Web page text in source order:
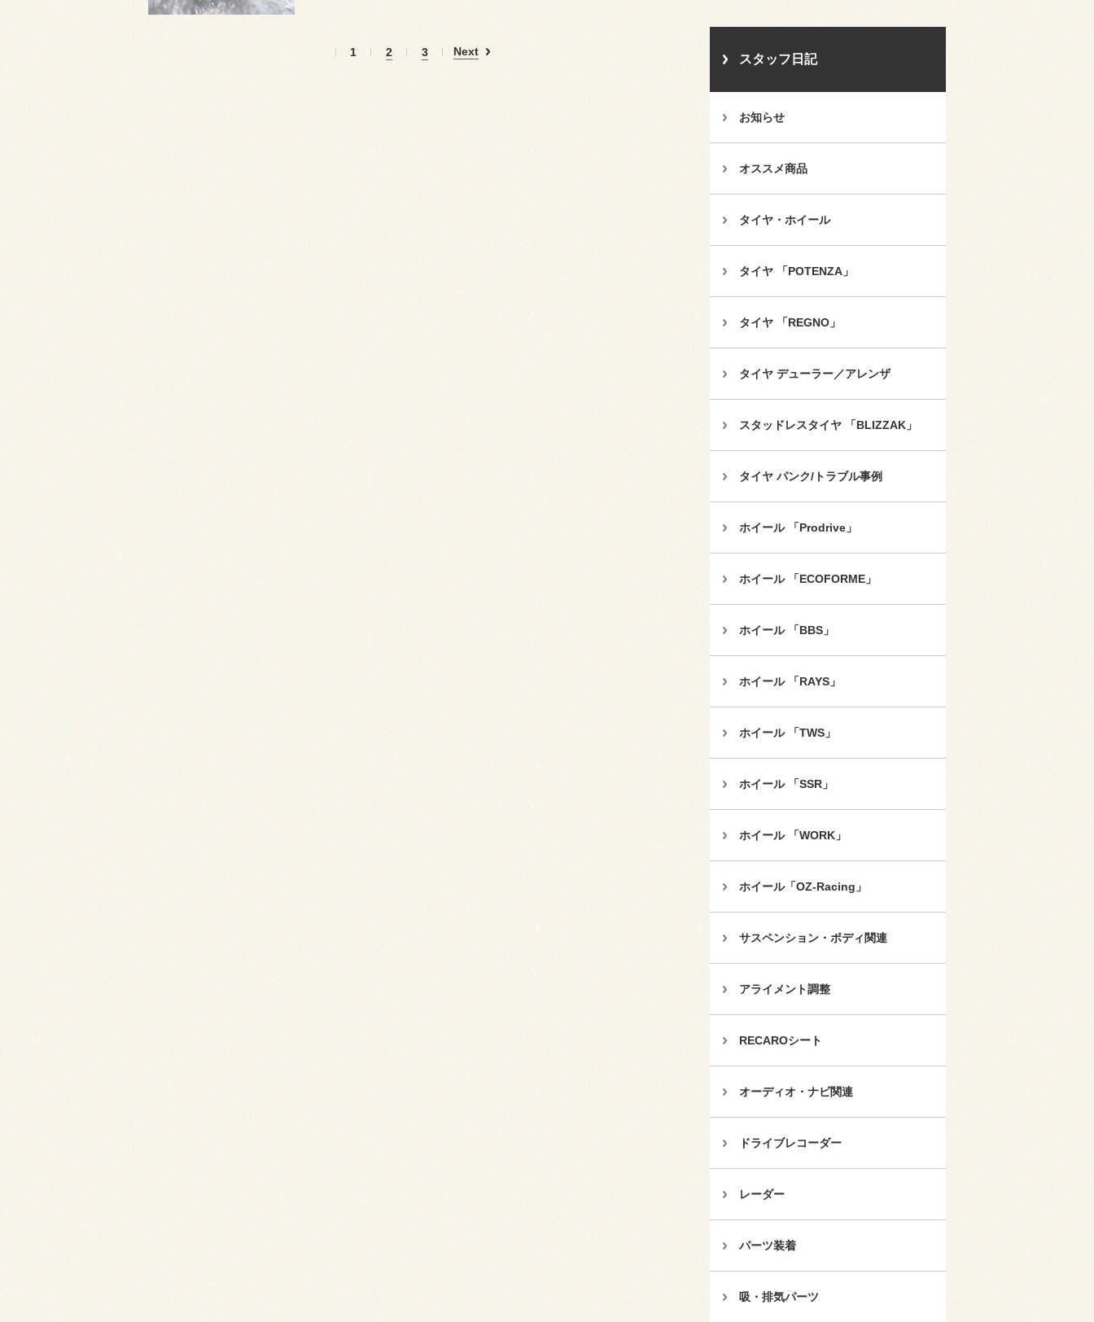
1 2 3 Next
スタッフ日記
お知らせ
オススメ商品
タイヤ・ホイール
タイヤ 「POTENZA」
タイヤ 「REGNO」
タイヤ デューラー／アレンザ
スタッドレスタイヤ 「BLIZZAK」
タイヤ パンク/トラブル事例
ホイール 「Prodrive」
ホイール 「ECOFORME」
ホイール 「BBS」
ホイール 「RAYS」
ホイール 「TWS」
ホイール 「SSR」
ホイール 「WORK」
ホイール「OZ-Racing」
サスペンション・ボディ関連
アライメント調整
RECAROシート
オーディオ・ナビ関連
ドライブレコーダー
レーダー
パーツ装着
吸・排気パーツ